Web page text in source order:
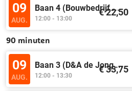
09
AUG.
Baan 4 (Bouwbedrijf...
12:00 - 13:00
€ 22,50
90 minuten
09
AUG.
Baan 3 (D&A de Jong...
12:00 - 13:30
€ 33,75